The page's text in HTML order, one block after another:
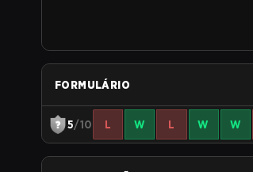
FORMULÁRIO
5/10 L W L W W